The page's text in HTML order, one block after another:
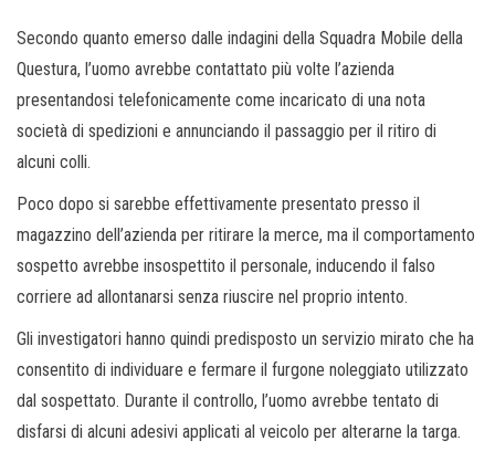
Secondo quanto emerso dalle indagini della Squadra Mobile della
Questura, l’uomo avrebbe contattato più volte l’azienda
presentandosi telefonicamente come incaricato di una nota
società di spedizioni e annunciando il passaggio per il ritiro di
alcuni colli.
Poco dopo si sarebbe effettivamente presentato presso il
magazzino dell’azienda per ritirare la merce, ma il comportamento
sospetto avrebbe insospettito il personale, inducendo il falso
corriere ad allontanarsi senza riuscire nel proprio intento.
Gli investigatori hanno quindi predisposto un servizio mirato che ha
consentito di individuare e fermare il furgone noleggiato utilizzato
dal sospettato. Durante il controllo, l’uomo avrebbe tentato di
disfarsi di alcuni adesivi applicati al veicolo per alterarne la targa.